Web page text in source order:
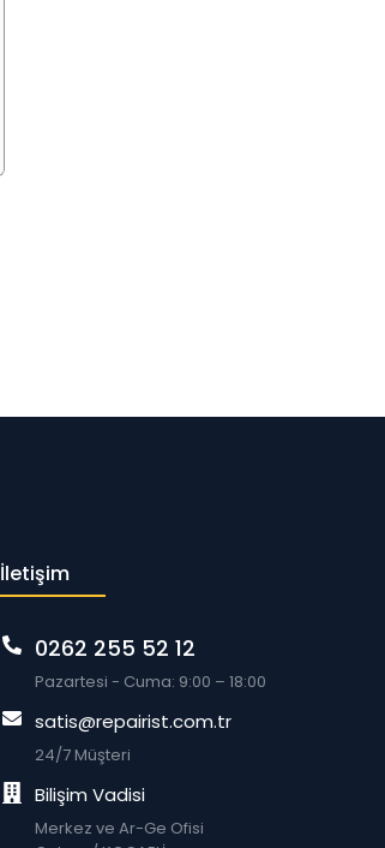
İletişim
0262 255 52 12
Pazartesi - Cuma: 9:00 – 18:00
satis@repairist.com.tr
24/7 Müşteri
Bilişim Vadisi
Merkez ve Ar-Ge Ofisi